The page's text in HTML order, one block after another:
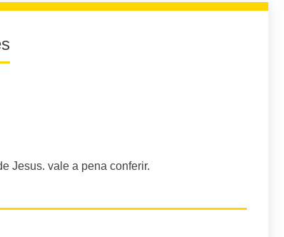
Jesus. vale a pena conferir.